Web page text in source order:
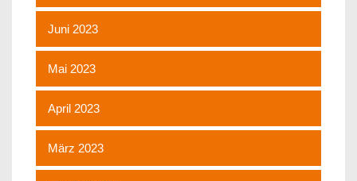
Juni 2023
Mai 2023
April 2023
März 2023